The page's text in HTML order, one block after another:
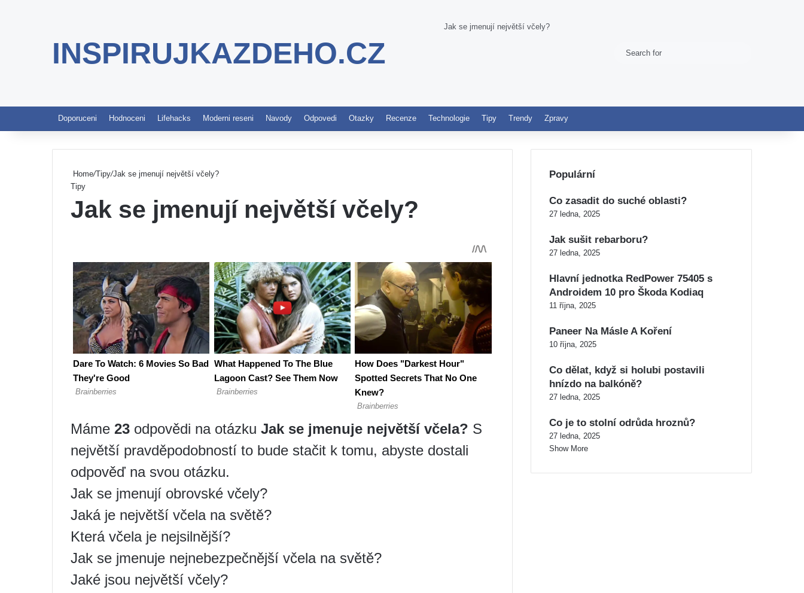
INSPIRUJKAZDEHO.CZ
Jak se jmenují největší včely?
Switch skin
Doporuceni Hodnoceni Lifehacks Moderni reseni Navody Odpovedi Otazky Recenze Technologie Tipy Trendy Zpravy
Home/Tipy/Jak se jmenují největší včely?
Tipy
Jak se jmenují největší včely?
Máme 23 odpovědi na otázku Jak se jmenuje největší včela? S
největší pravděpodobností to bude stačit k tomu, abyste dostali
odpověď na svou otázku.
Jak se jmenují obrovské včely?
Jaká je největší včela na světě?
Která včela je nejsilnější?
Jak se jmenuje nejnebezpečnější včela na světě?
Jaké jsou největší včely?
Populární
Co zasadit do suché oblasti?
27 ledna, 2025
Jak sušit rebarboru?
27 ledna, 2025
Hlavní jednotka RedPower 75405 s
Androidem 10 pro Škoda Kodiaq
11 října, 2025
Paneer Na Másle A Koření
10 října, 2025
Co dělat, když si holubi postavili
hnízdo na balkóně?
27 ledna, 2025
Co je to stolní odrůda hroznů?
27 ledna, 2025
Show More